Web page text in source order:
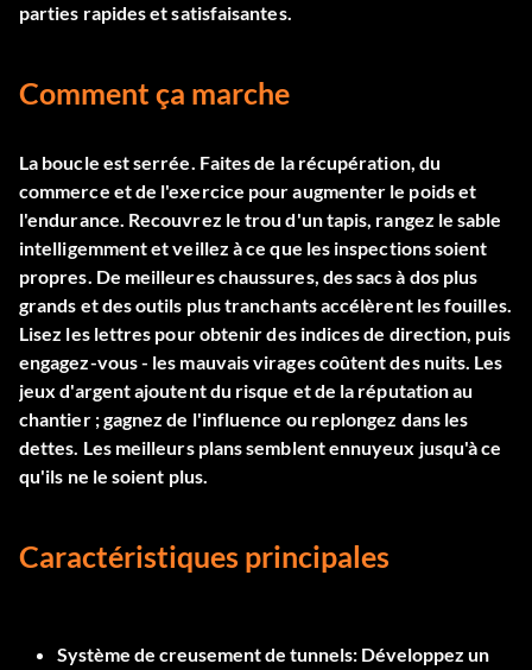
parties rapides et satisfaisantes.
Comment ça marche
La boucle est serrée. Faites de la récupération, du
commerce et de l'exercice pour augmenter le poids et
l'endurance. Recouvrez le trou d'un tapis, rangez le sable
intelligemment et veillez à ce que les inspections soient
propres. De meilleures chaussures, des sacs à dos plus
grands et des outils plus tranchants accélèrent les fouilles.
Lisez les lettres pour obtenir des indices de direction, puis
engagez-vous - les mauvais virages coûtent des nuits. Les
jeux d'argent ajoutent du risque et de la réputation au
chantier ; gagnez de l'influence ou replongez dans les
dettes. Les meilleurs plans semblent ennuyeux jusqu'à ce
qu'ils ne le soient plus.
Caractéristiques principales
Système de creusement de tunnels: Développez un